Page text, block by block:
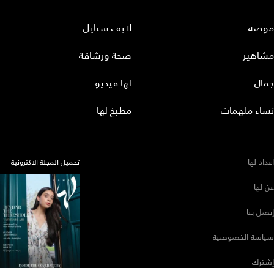
موضة
مشاهير
جمال
نساء ملهمات
لايف ستايل
صحة ورشاقة
لها فيديو
مطبخ لها
أعداد لها
عن لها
إتصل بنا
سياسة الخصوصية
إشترك
تحميل المجلة الاكترونية